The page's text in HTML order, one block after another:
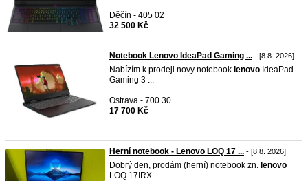
Děčín - 405 02
32 500 Kč
Notebook Lenovo IdeaPad Gaming ... - [8.8. 2026]
Nabízím k prodeji novy notebook lenovo IdeaPad
Gaming 3 ...
Ostrava - 700 30
17 700 Kč
Herní notebook - Lenovo LOQ 17 ... - [8.8. 2026]
Dobrý den, prodám (herní) notebook zn. lenovo
LOQ 17IRX ...